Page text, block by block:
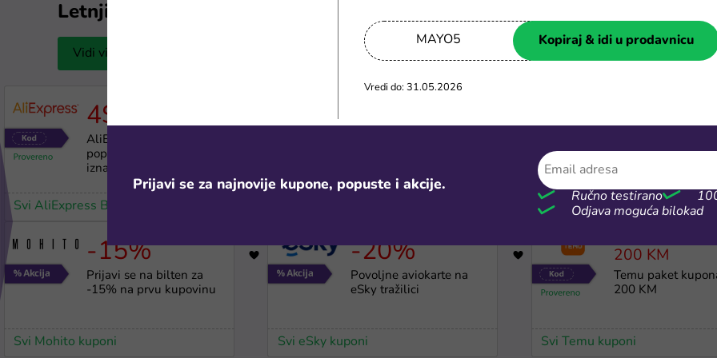
Letnji popusti
Vidi više
4$ 1219
AliExpress kod za 4$
popusta na kupovinu
iznad 30$
Svi AliExpress BiH kuponi
-15% 1788
Prijavi se na bilten za
-15% na prvu kupovinu
Svi Mohito kuponi
-20%
Povoljne aviokarte na
eSky tražilici
Svi eSky kuponi
za konzole, nalozi i
ključevi
Svi Kinguin kuponi
200 KM
Temu paket
200 KM
Svi Temu kuponi
MAYO5 Kopiraj & idi u prodavnicu
Vredi do: 31.05.2026
Prijavi se za najnovije kupone, popuste i akcije.
Ručno testirano
Odjava moguća bilokad